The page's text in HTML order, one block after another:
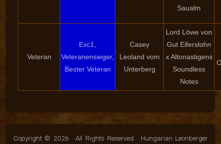
Saualm
Veteran
Exc1,
Veteranensieger,
Bester Veteran
Casey
Leoland vom
Unterberg
Lord Löwe von
Gut Eiferslohn
x Altonastigens
Soundless
Notes
Copyright © 2026 · All Rights Reserved · Hungarian Leonberger